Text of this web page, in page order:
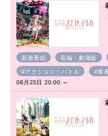
新着番組 長編・劇場版
#アクション・バトル
#青
08月23日 20:00 ～